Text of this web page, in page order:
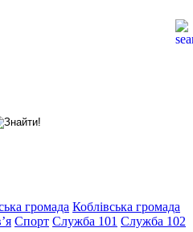
громада Коблівська громада
Спорт Служба 101 Служба 102